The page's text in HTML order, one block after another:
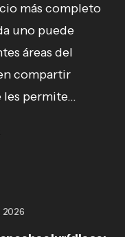
más completo
uno puede
áreas del
compartir
permite...
2026